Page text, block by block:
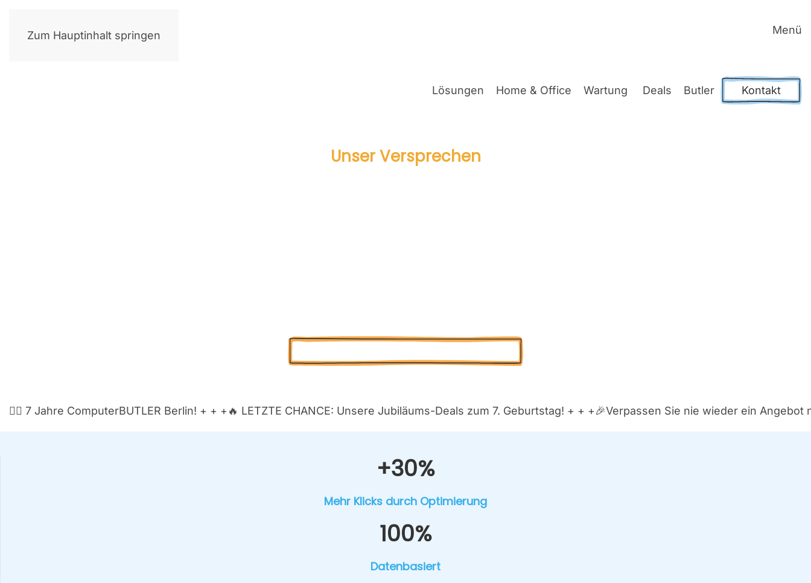
Zum Hauptinhalt springen Menü
Lösun­gen Home & Office War­tung Deals But­ler Kontakt
Unser Ver­spre­chen
🏃‍♂️ 7 Jah­re Com­pu­ter­BUT­LER Ber­lin! + + +🔥 LETZTE CHANCE: Unse­re Jubi­lä­ums-Deals zum 7. Geburts­tag! + + +🎉Ver­pas­sen Sie nie wie­der ein Ange­bot
+30%
Mehr Klicks durch Opti­mie­rung
100%
Daten­ba­siert